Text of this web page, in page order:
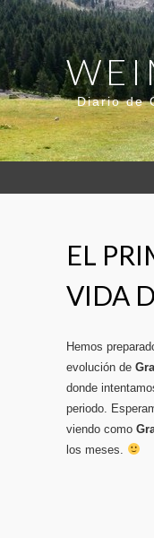
Diario de
EL
VIDA
Hemos
evolución de
donde
periodo.
viendo como
los meses.